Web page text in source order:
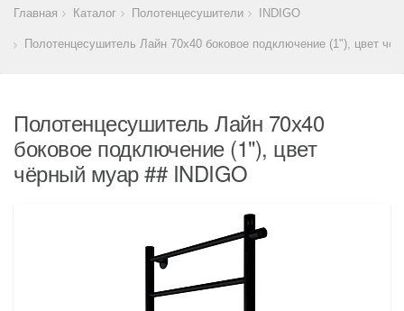
Главная Каталог Полотенцесушители INDIGO
Полотенцесушитель Лайн 70х40 боковое подключение (1"), цвет
Полотенцесушитель Лайн 70х40
боковое подключение (1"), цвет
чёрный муар ## INDIGO